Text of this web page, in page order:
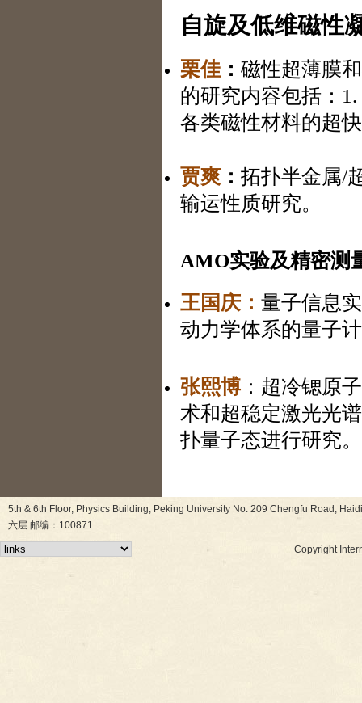
自旋及低维磁性
栗佳 ： 磁性超薄膜
的研究内容包括：
各类磁性材料的超
贾爽 ： 拓扑半金属/
输运性质研究。
AMO实验及精密测
王国庆 ： 量子信息
动力学体系的量子
张熙博 ：超冷锶原
术和超稳定激光光
扑量子态进行研究。
5th & 6th Floor, Physics Building, Peking University No. 209 Chengfu Road,
六层 邮编：100871
Copyright